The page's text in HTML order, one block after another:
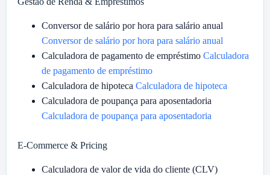
Conversor de salário por hora para salário anual
Conversor de salário por hora para salário anual
Calculadora de pagamento de empréstimo Calculadora
de pagamento de empréstimo
Calculadora de hipoteca Calculadora de hipoteca
Calculadora de poupança para aposentadoria
Calculadora de poupança para aposentadoria
E-Commerce & Pricing
Calculadora de valor de vida do cliente (CLV)